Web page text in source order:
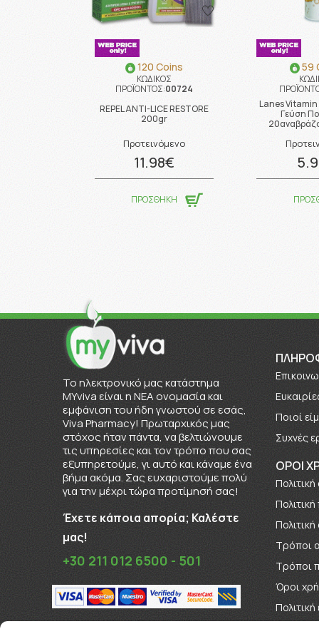
120 Coins
ΚΩΔΙΚΟΣ
ΠΡΟΪΟΝΤΟΣ:00724
REPEL ANTI-LICE RESTORE
200gr
Προτεινόμενο
11.98€
ΠΡΟΣΘΗΚΗ
59
Lanes
Γεύση
To ηλεκτρονικό μας κατάστημα
MYviva είναι η ΝΕΑ ονομασία και
εμφάνιση του ήδη γνωστού σε εσάς,
Viva Pharmacy! Πρωταρχικός μας
στόχος ήταν πάντα, να βελτιώνουμε
τις υπηρεσίες και τον τρόπο που σας
εξυπηρετούμε, γι αυτό και κάναμε ένα
βήμα ακόμα. Σας ευχαριστούμε πολύ
για την μέχρι τώρα προτίμησή σας!
Έχετε κάποια απορία; Καλέστε
μας!
+30 211 012 6500 - 501
Πoιοί
Συχνές
ΟΡΟΙ
Τρόποι
Τρόποι
Όροι